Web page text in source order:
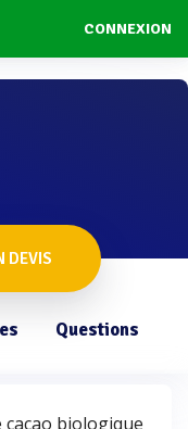
CONNEXION
DEVIS
Questions
biologique